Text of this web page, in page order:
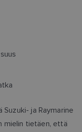
ja Raymarine
mielin tietäen, että